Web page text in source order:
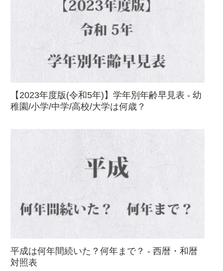
【2023年度版(令和5年)】学年別年齢早見表 - 幼
稚園/小学/中学/高校/大学は何歳？
平成は何年間続いた？何年まで？ - 西暦・和暦
対照表